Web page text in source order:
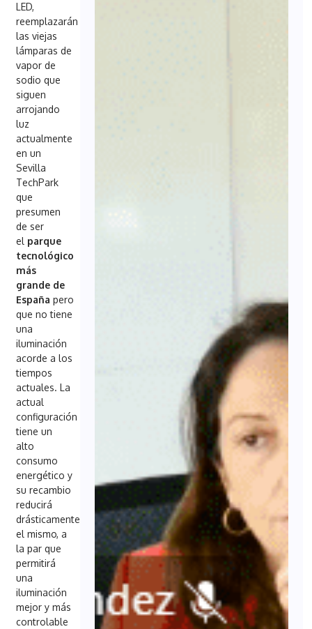
LED,
reemplazarán
las viejas
lámparas de
vapor de
sodio que
siguen
arrojando
luz
actualmente
en un
Sevilla
TechPark
que
presumen
de ser
el parque
tecnológico
más
grande de
España pero
que no tiene
una
iluminación
acorde a los
tiempos
actuales. La
actual
configuración
tiene un
alto
consumo
energético y
su recambio
reducirá
drásticamente
el mismo, a
la par que
permitirá
una
iluminación
mejor y más
controlable